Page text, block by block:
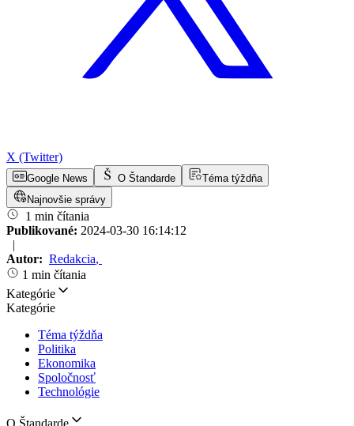
X (Twitter)
Google News O Štandarde
Téma týždňa
Najnovšie správy
1 min čítania
Publikované: 2024-03-30 16:14:12
|
Autor: Redakcia,
1 min čítania
Kategórie
Kategórie
Téma týždňa
Politika
Ekonomika
Spoločnosť
Technológie
O Štandarde